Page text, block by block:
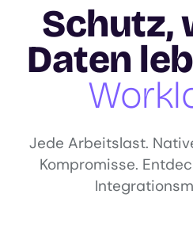
Schutz,
Daten
Jede Arbeitslast.
Kompromisse.